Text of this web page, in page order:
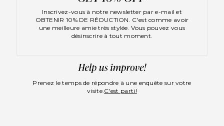
Inscrivez-vous à notre newsletter par e-mail et
OBTENIR 10% DE RÉDUCTION. C'est comme avoir
une meilleure amie très stylée. Vous pouvez vous
désinscrire à tout moment.
Prenez le temps de répondre à une enquête sur votre
visite.C'est parti!